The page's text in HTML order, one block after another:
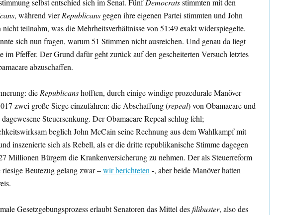
selbst entschied sich im Senat. FünfDemocratsstimmten mit den
, während vierRepublicansgegen ihre eigenen Partei stimmten und John
teilnahm, was die Mehrheitsverhältnisse von 51:49 exakt widerspiegelte.
sich nun fragen, warum 51 Stimmen nicht ausreichen. Und genau da liegt
im Pfeffer. Der Grund dafür geht zurück auf den gescheiterten Versuch letztes
abzuschaffen.
dieRepublicanshofften, durch einige windige prozedurale Manöver
zwei große Siege einzufahren: die Abschaffung (repeal) von Obamacare und
Steuersenkung. Der Obamacare Repeal schlug fehl;
beglich John McCain seine Rechnung aus dem Wahlkampf mit
inszenierte sich als Rebell, als er die dritte republikanische Stimme dagegen
Millionen Bürgern die Krankenversicherung zu nehmen. Der als Steuerreform
riesige Beutezug gelang zwar –wir berichteten-, aber beide Manöver hatten
Gesetzgebungsprozess erlaubt Senatoren das Mittel desfilibuster, also des